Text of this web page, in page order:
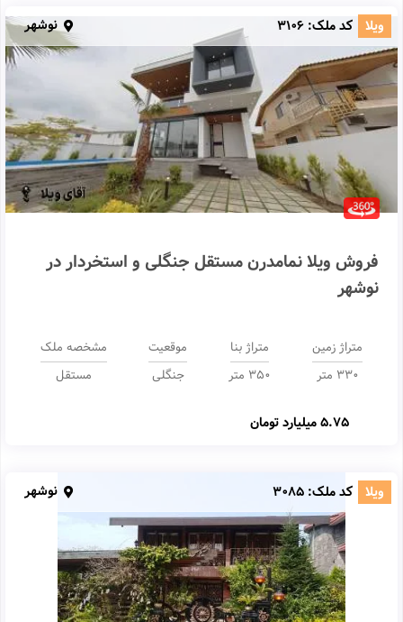
ویلا کد ملک: 3106 نوشهر
فروش ویلا نمامدرن مستقل جنگلی و استخردار در
نوشهر
متراژ زمین
330 متر
متراژ بنا
350 متر
موقعیت
جنگلی
مشخصه ملک
مستقل
5.75 میلیارد تومان
ویلا کد ملک: 3085 نوشهر